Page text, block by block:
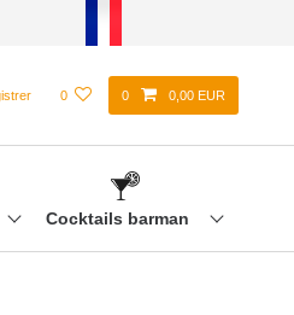
0 0 0,00 EUR
Cocktails barman